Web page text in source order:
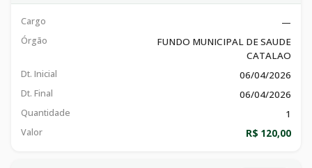
Cargo —
Órgão
FUNDO MUNICIPAL DE SAUDE
CATALAO
Dt. Inicial 06/04/2026
Dt. Final 06/04/2026
Quantidade 1
Valor R$ 120,00